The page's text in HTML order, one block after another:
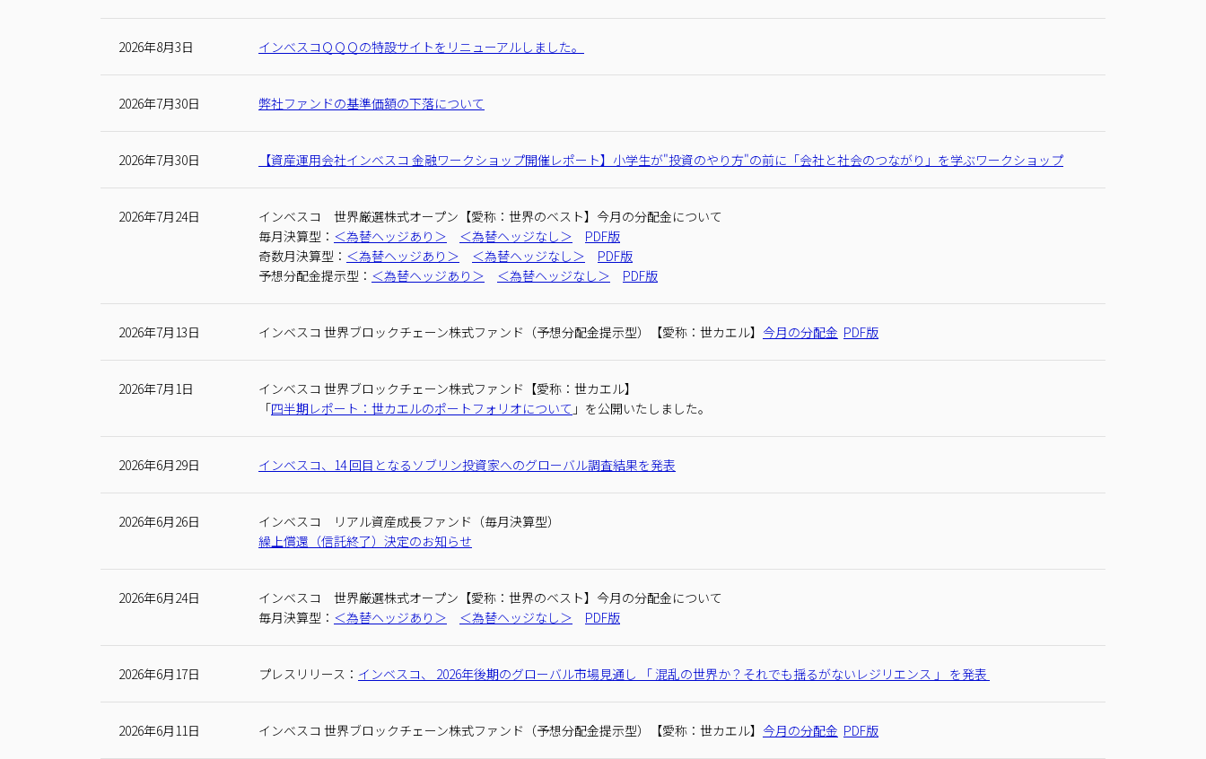
2026年8月3日 インべスコＱＱＱの特設サイトをリニューアルしました。
2026年7月30日 弊社ファンドの基準価額の下落について
2026年7月30日 【資産運⽤会社インベスコ ⾦融ワークショップ開催レポート】 ⼩学⽣が"投資のやり⽅"の前に「会社と社会のつながり」を学ぶワークショップ
2026年7月24日
インベスコ 世界厳選株式オープン【愛称：世界のベスト】今月の分配金について
毎月決算型： ＜為替ヘッジあり＞ ＜為替ヘッジなし＞
PDF版
奇数月決算型： ＜為替ヘッジあり＞ ＜為替ヘッジなし＞
PDF版
予想分配⾦提⽰型： ＜為替ヘッジあり＞ ＜為替ヘッジなし＞ PDF版
2026年7月13日 インベスコ 世界ブロックチェーン株式ファンド（予想分配金提示型）【愛称：世カエル】 今月の分配金 PDF版
2026年7月1日
インベスコ 世界ブロックチェーン株式ファンド【愛称：世カエル】
「四半期レポート：世カエルのポートフォリオについて 」を公開いたしました。
2026年6月29日 インベスコ、14 回目となるソブリン投資家へのグローバル調査結果を発表
2026年6月26日
インベスコ リアル資産成長ファンド（毎月決算型）
繰上償還（信託終了）決定のお知らせ
2026年6月24日
インベスコ 世界厳選株式オープン【愛称：世界のベスト】今月の分配金について
毎月決算型： ＜為替ヘッジあり＞ ＜為替ヘッジなし＞ PDF版
2026年6月17日 プレスリリース： インベスコ、 2026年後期のグローバル市場見通し 「 混乱の世界か？それでも揺るがないレジリエンス 」 を発表
2026年6月11日 インベスコ 世界ブロックチェーン株式ファンド（予想分配金提示型）【愛称：世カエル】 今月の分配金 PDF版